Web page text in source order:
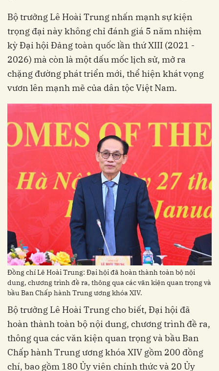
Bộ trưởng Lê Hoài Trung nhấn mạnh sự kiện
trọng đại này không chỉ đánh giá 5 năm nhiệm
kỳ Đại hội Đảng toàn quốc lần thứ XIII (2021 -
2026) mà còn là một dấu mốc lịch sử, mở ra
chặng đường phát triển mới, thể hiện khát vọng
vươn lên mạnh mẽ của dân tộc Việt Nam.
Đồng chí Lê Hoài Trung: Đại hội đã hoàn thành toàn bộ nội
dung, chương trình đề ra, thông qua các văn kiện quan trọng và
bầu Ban Chấp hành Trung ương khóa XIV.
Bộ trưởng Lê Hoài Trung cho biết, Đại hội đã
hoàn thành toàn bộ nội dung, chương trình đề ra,
thông qua các văn kiện quan trọng và bầu Ban
Chấp hành Trung ương khóa XIV gồm 200 đồng
chí, bao gồm 180 Ủy viên chính thức và 20 Ủy